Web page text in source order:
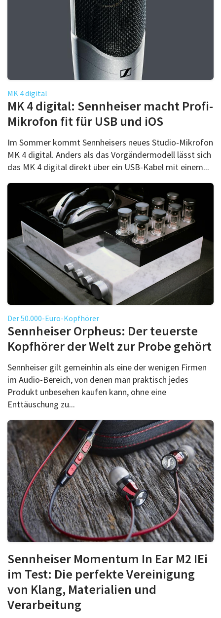
MK 4 digital
MK 4 digital: Sennheiser macht Profi-
Mikrofon fit für USB und iOS
Im Sommer kommt Sennheisers neues Studio-Mikrofon
MK 4 digital. Anders als das Vorgändermodell lässt sich
das MK 4 digital direkt über ein USB-Kabel mit einem...
Der 50.000-Euro-Kopfhörer
Sennheiser Orpheus: Der teuerste
Kopfhörer der Welt zur Probe gehört
Sennheiser gilt gemeinhin als eine der wenigen Firmen
im Audio-Bereich, von denen man praktisch jedes
Produkt unbesehen kaufen kann, ohne eine
Enttäuschung zu...
Sennheiser Momentum In Ear M2 IEi
im Test: Die perfekte Vereinigung
von Klang, Materialien und
Verarbeitung